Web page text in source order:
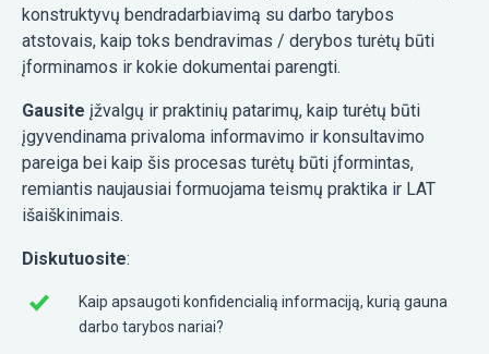
konstruktyvų bendradarbiavimą su darbo tarybos
atstovais, kaip toks bendravimas / derybos turėtų būti
įforminamos ir kokie dokumentai parengti.
Gausite įžvalgų ir praktinių patarimų, kaip turėtų būti
įgyvendinama privaloma informavimo ir konsultavimo
pareiga bei kaip šis procesas turėtų būti įformintas,
remiantis naujausiai formuojama teismų praktika ir LAT
išaiškinimais.
Diskutuosite:
Kaip apsaugoti konfidencialią informaciją, kurią gauna
darbo tarybos nariai?